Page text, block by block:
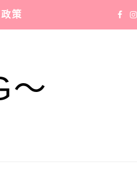
策
～